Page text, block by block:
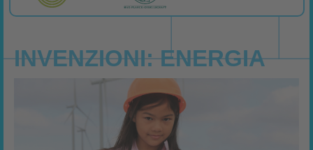
INVENZIONI: ENERGIA